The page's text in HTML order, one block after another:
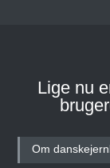
Lige nu
Om